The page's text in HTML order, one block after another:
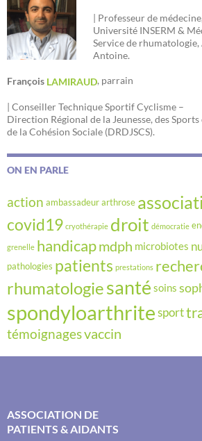
| Professeur de
Université INSERM &
Service de
Antoine.
François LAMIRAUD, parrain
| Conseiller Technique Sportif Cyclisme –
Direction Régional de la Jeunesse, des Sports
de la Cohésion Sociale (DRDJSCS).
ON EN PARLE
action ambassadeurarthrose
covid19 cryothérapie droit démocratie
grenelle handicapmdph microbiotes
pathologies patients prestations
rhumatologiesanté soins
spondyloarthritesport
témoignagesvaccin
ASSOCIATION DE
PATIENTS & AIDANTS